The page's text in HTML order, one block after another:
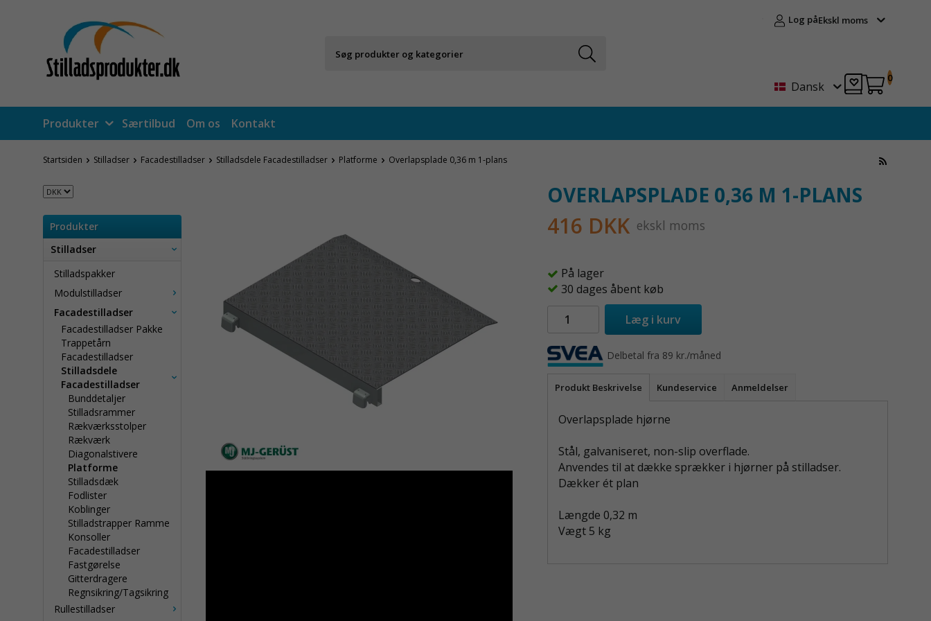
Log påEkskl moms
Dansk
0
Produkter Særtilbud Om os Kontakt
Startsiden Stilladser Facadestilladser Stilladsdele Facadestilladser Platforme Overlapsplade 0,36 m 1-plans
Produkter
Stilladser
Stilladspakker
Modulstilladser
Facadestilladser
Facadestilladser Pakke
Trappetårn
Facadestilladser
Stilladsdele
Facadestilladser
Bunddetaljer
Stilladsrammer
Rækværksstolper
Rækværk
Diagonalstivere
Platforme
Stilladsdæk
Fodlister
Koblinger
Stilladstrapper Ramme
Konsoller
Facadestilladser
Fastgørelse
Gitterdragere
Regnsikring/Tagsikring
Rullestilladser
OVERLAPSPLADE 0,36 M 1-PLANS
416 DKK ekskl moms
På lager
30 dages åbent køb
Læg i kurv
Delbetal fra 89 kr./måned
Produkt Beskrivelse Kundeservice Anmeldelser
Overlapsplade hjørne
Stål, galvaniseret, non-slip overflade.
Anvendes til at dække sprækker i hjørner på stilladser.
Dækker ét plan
Længde 0,32 m
Vægt 5 kg